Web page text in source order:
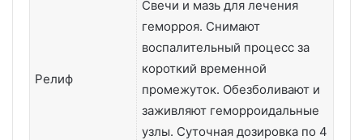
Релиф
Свечи и мазь для лечения
геморроя. Снимают
воспалительный процесс за
короткий временной
промежуток. Обезболивают и
заживляют геморроидальные
узлы. Суточная дозировка по 4